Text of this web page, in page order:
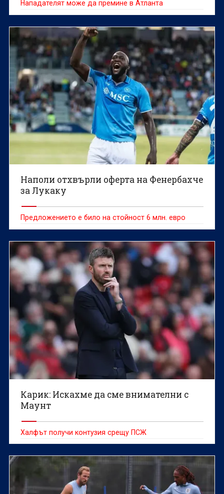
Нападателят може да премине в Атланта
Наполи отхвърли оферта на Фенербахче
за Лукаку
Предложението е било на стойност 6 млн. евро
Карик: Искахме да сме внимателни с
Маунт
Халфът получи контузия срещу ПСЖ